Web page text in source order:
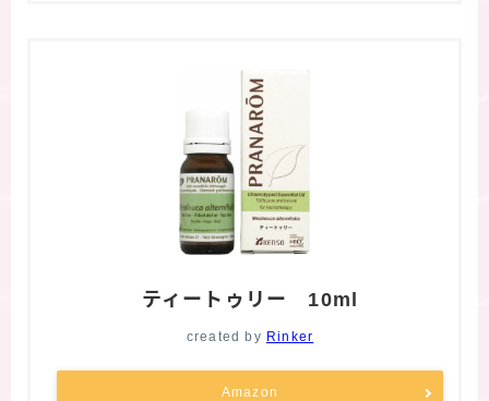
ティートゥリー 10ml
created by Rinker
Amazon